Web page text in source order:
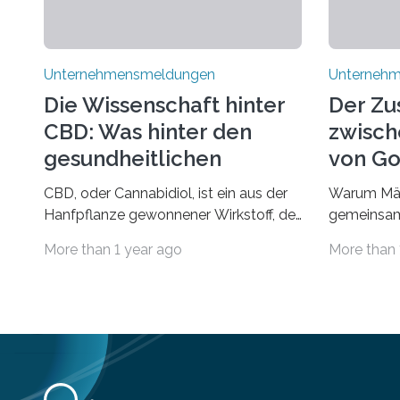
Unternehmensmeldungen
Die Wissenschaft hinter
CBD: Was hinter den
gesundheitlichen
Vorteilen steckt
CBD, oder Cannabidiol, ist ein aus der
Hanfpflanze gewonnener Wirkstoff, der
Popularität gewonnen hat. Anders als
und wird vor allem für seine
potenziellen gesundheitlichen Vorteile
geschätzt. Doch was steckt
More than 1 year ago
Der
von
und
Warum
Fantasie,
More than